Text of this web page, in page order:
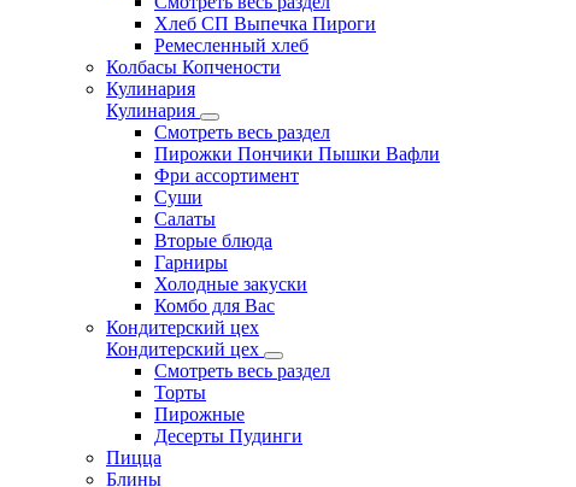
Хлеб СП Выпечка Пироги
Ремесленный хлеб
Колбасы Копчености
Кулинария
Кулинария
Смотреть весь раздел
Пирожки Пончики Пышки Вафли
Фри ассортимент
Суши
Салаты
Вторые блюда
Гарниры
Холодные закуски
Комбо для Вас
Кондитерский цех
Кондитерский цех
Смотреть весь раздел
Торты
Пирожные
Десерты Пудинги
Пицца
Блины